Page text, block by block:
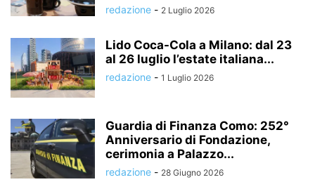
redazione - 2 Luglio 2026
Lido Coca-Cola a Milano: dal 23
al 26 luglio l’estate italiana...
redazione - 1 Luglio 2026
Guardia di Finanza Como: 252°
Anniversario di Fondazione,
cerimonia a Palazzo...
redazione - 28 Giugno 2026